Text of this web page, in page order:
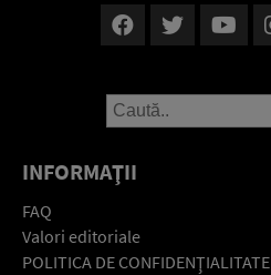
INFORMAŢII
FAQ
Valori editoriale
POLITICA DE CONFIDENŢIALITATE